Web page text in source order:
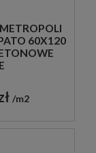
60X120
m2